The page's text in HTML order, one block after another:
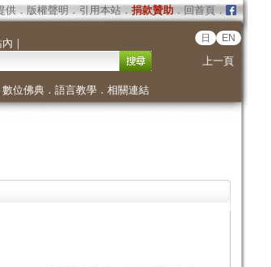
供． 版權聲明 ． 引用本站． 捐款贊助．回首頁．
內 ｜ 日 EN
上一頁
數位佛典． 語言教學． 相關連結